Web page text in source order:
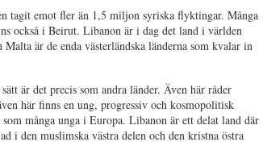
tagit emot fler än 1,5 miljon syriska flyktingar. Många
också i Beirut. Libanon är i dag det land i världen
Malta är de enda västerländska länderna som kvalar in
är det precis som andra länder. Även här råder
här finns en ung, progressiv och kosmopolitisk
många unga i Europa. Libanon är ett delat land där
i den muslimska västra delen och den kristna östra